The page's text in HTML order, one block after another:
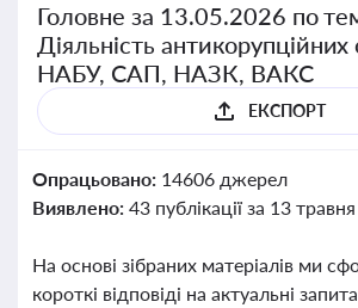
Головне за 13.05.2026 по
Діяльність антикорупційних
НАБУ, САП, НАЗК, ВАКС
ЕКСПОРТ
Опрацьовано: 14606 джерел
Виявлено: 43 публікації за 13 травня
На основі зібраних матеріалів ми
короткі відповіді на актуальні